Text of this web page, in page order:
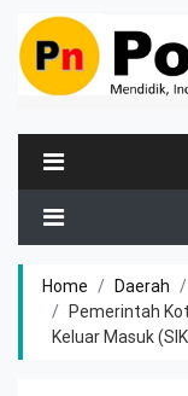
Home Daerah
Pemerintah
Keluar Masuk